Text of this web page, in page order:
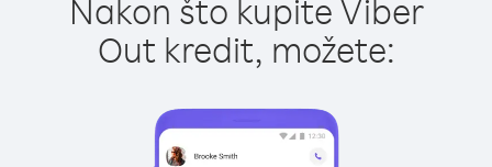
Nakon što kupite Viber
Out kredit, možete: